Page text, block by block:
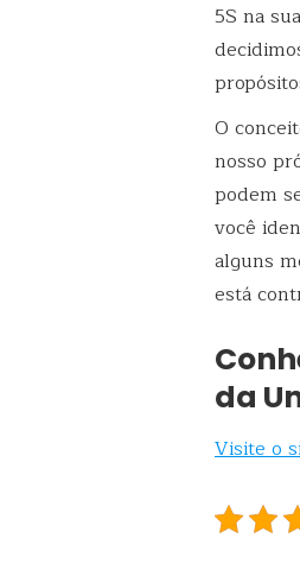
5S na
O
nosso
podem
você
alguns
está
da
Visite o